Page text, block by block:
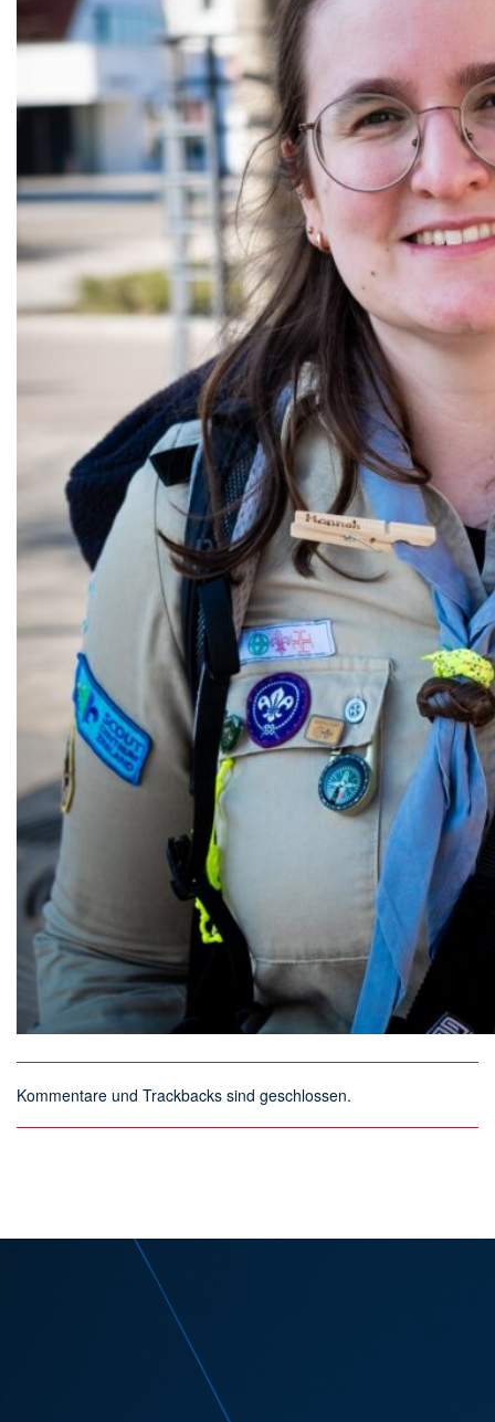
Kommentare und Trackbacks sind geschlossen.